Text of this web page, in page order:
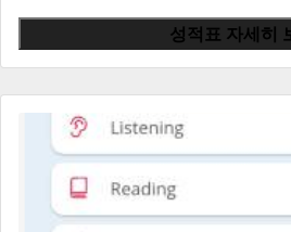
성적표 자세히